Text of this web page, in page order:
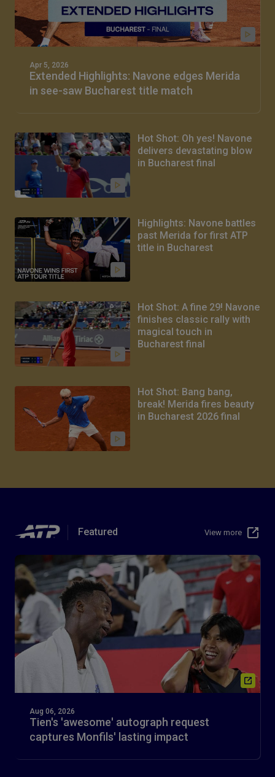
Apr 5, 2026
Extended Highlights: Navone edges Merida
in see-saw Bucharest title match
Hot Shot: Oh yes! Navone
delivers devastating blow
in Bucharest final
Highlights: Navone battles
past Merida for first ATP
title in Bucharest
Hot Shot: A fine 29! Navone
finishes classic rally with
magical touch in
Bucharest final
Hot Shot: Bang bang,
break! Merida fires beauty
in Bucharest 2026 final
Featured View more
Aug 06, 2026
Tien's 'awesome' autograph request
captures Monfils' lasting impact